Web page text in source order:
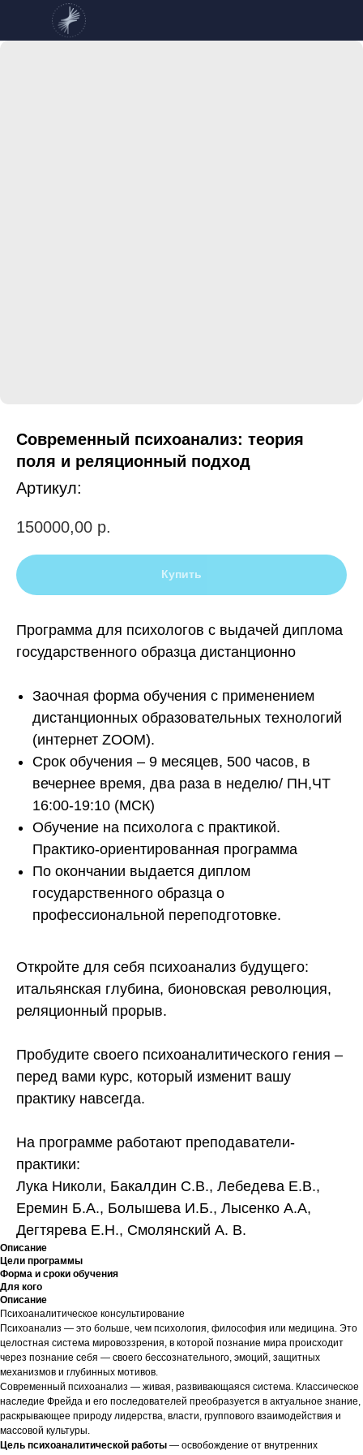
Современный психоанализ: теория
поля и реляционный подход
Артикул:
150000,00 р.
Купить
Программа для психологов с выдачей диплома
государственного образца дистанционно
Заочная форма обучения с применением
дистанционных образовательных технологий
(интернет ZOOM).
Срок обучения – 9 месяцев, 500 часов, в
вечернее время, два раза в неделю/ ПН,ЧТ
16:00-19:10 (МСК)
Обучение на психолога с практикой.
Практико-ориентированная программа
По окончании выдается диплом
государственного образца о
профессиональной переподготовке.
Откройте для себя психоанализ будущего:
итальянская глубина, бионовская революция,
реляционный прорыв.
Пробудите своего психоаналитического гения –
перед вами курс, который изменит вашу
практику навсегда.
На программе работают преподаватели-
практики:
Лука Николи, Бакалдин С.В., Лебедева Е.В.,
Еремин Б.А., Болышева И.Б., Лысенко А.А,
Дегтярева Е.Н., Смолянский А. В.
Описание
Цели программы
Форма и сроки обучения
Для кого
Описание
Психоаналитическое консультирование
Психоанализ — это больше, чем психология, философия или медицина. Это
целостная система мировоззрения, в которой познание мира происходит
через познание себя — своего бессознательного, эмоций, защитных
механизмов и глубинных мотивов.
Современный психоанализ — живая, развивающаяся система. Классическое
наследие Фрейда и его последователей преобразуется в актуальное знание,
раскрывающее природу лидерства, власти, группового взаимодействия и
массовой культуры.
Цель психоаналитической работы — освобождение от внутренних